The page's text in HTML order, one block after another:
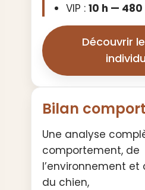
VIP : 10 h —
Découvrir
Bilan
Une analyse
comportement, de
l’environnement
du chien,